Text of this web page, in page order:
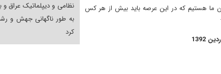
نظامی و دیپلماتیک عراق و
به طور ناگهانی جهش و
کرد
این ما هستیم که در این عرصه باید بیش از هر کس